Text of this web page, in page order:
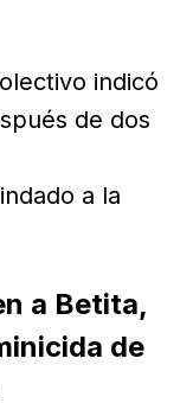
indicó
de dos
a la
a Betita,
de